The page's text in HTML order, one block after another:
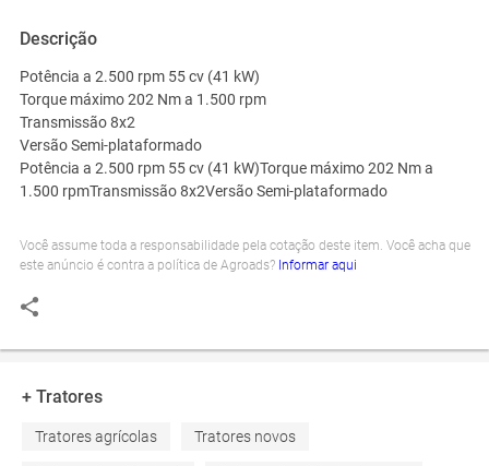
Descrição
Potência a 2.500 rpm 55 cv (41 kW)
Torque máximo 202 Nm a 1.500 rpm
Transmissão 8x2
Versão Semi-plataformado
Potência a 2.500 rpm 55 cv (41 kW)Torque máximo 202 Nm a
1.500 rpmTransmissão 8x2Versão Semi-plataformado
Você assume toda a responsabilidade pela cotação deste item. Você acha que
este anúncio é contra a política de Agroads? Informar aqui
+ Tratores
Tratores agrícolas Tratores novos